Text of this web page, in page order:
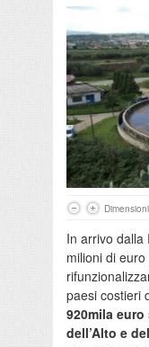
In arrivo dalla
milioni di
paesi costieri
920mila
dell’Alto e